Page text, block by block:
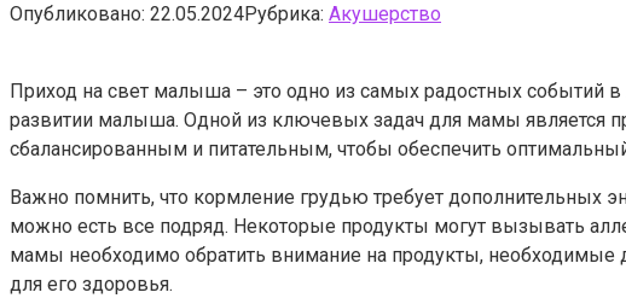
Опубликовано: 22.05.2024Рубрика: Акушерство
Приход на свет малыша – это одно из самых радостных событий
развитии малыша. Одной из ключевых задач для мамы является
сбалансированным и питательным, чтобы обеспечить
Важно помнить, что кормление грудью требует дополнительных
можно есть все подряд. Некоторые продукты могут вызывать
мамы необходимо обратить внимание на продукты, необходимые
для его здоровья.